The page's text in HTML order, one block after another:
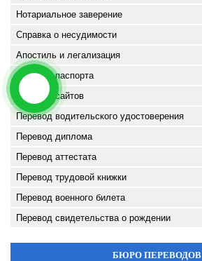
Нотариальное заверение
Справка о несудимости
Апостиль и легализация
Перевод паспорта
Перевод сайтов
Перевод водительского удостоверения
Перевод диплома
Перевод аттестата
Перевод трудовой книжки
Перевод военного билета
Перевод свидетельства о рождении
БЮРО ПЕРЕВОДОВ